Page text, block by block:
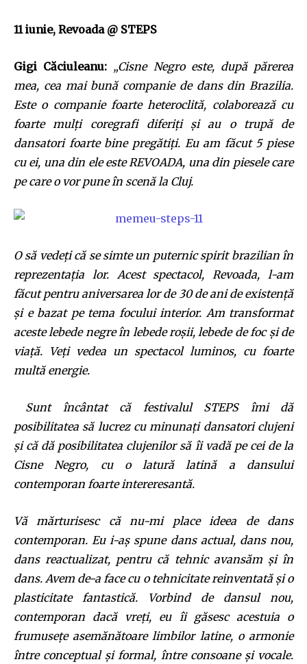
Join our community of
conversation.
To subscribe, simply enter your email address on our website
or click the subscribe button below. Don't worry, we respect
your privacy and won't spam your inbox. Your information is
safe with us.
32,111
Cititori Cititori
11 iunie, Revoada @ STEPS
Gigi Căciuleanu: „Cisne Negro este, după părerea
mea, cea mai bună companie de dans din Brazilia.
Este o companie foarte heteroclită, colaborează cu
foarte mulţi coregrafi diferiţi şi au o trupă de
dansatori foarte bine pregătiţi. Eu am făcut 5 piese
cu ei, una din ele este REVOADA, una din piesele care
pe care o vor pune în scenă la Cluj.
O să vedeţi că se simte un puternic spirit brazilian în
reprezentaţia lor. Acest spectacol, Revoada, l-am
făcut pentru aniversarea lor de 30 de ani de existenţă
şi e bazat pe tema focului interior. Am transformat
aceste lebede negre în lebede roşii, lebede de foc şi de
viaţă. Veţi vedea un spectacol luminos, cu foarte
multă energie.
Sunt încântat că festivalul STEPS îmi dă
posibilitatea să lucrez cu minunaţi dansatori clujeni
şi că dă posibilitatea clujenilor să îi vadă pe cei de la
Cisne Negro, cu o latură latină a dansului
contemporan foarte intereresantă.
Vă mărturisesc că nu-mi place ideea de dans
contemporan. Eu i-aş spune dans actual, dans nou,
dans reactualizat, pentru că tehnic avansăm şi în
dans. Avem de-a face cu o tehnicitate reinventată şi o
plasticitate fantastică. Vorbind de dansul nou,
contemporan dacă vreţi, eu îi găsesc acestuia o
frumuseţe asemănătoare limbilor latine, o armonie
între conceptual şi formal, între consoane şi vocale.